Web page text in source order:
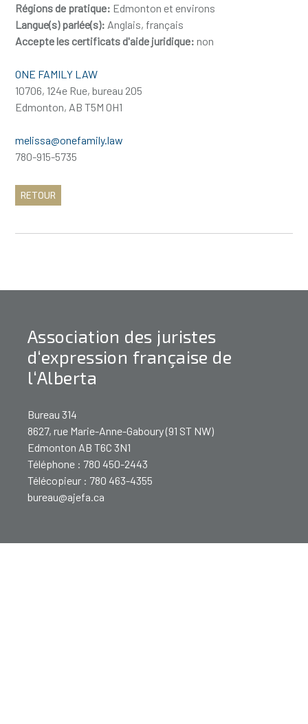
Régions de pratique: Edmonton et environs
Langue(s) parlée(s): Anglais, français
Accepte les certificats d'aide juridique: non
ONE FAMILY LAW
10706, 124e Rue, bureau 205
Edmonton, AB T5M 0H1
melissa@onefamily.law
780-915-5735
RETOUR
Association des juristes
d‘expression française de
l‘Alberta
Bureau 314
8627, rue Marie-Anne-Gaboury (91 ST NW)
Edmonton AB T6C 3N1
Téléphone : 780 450-2443
Télécopieur : 780 463-4355
bureau@ajefa.ca